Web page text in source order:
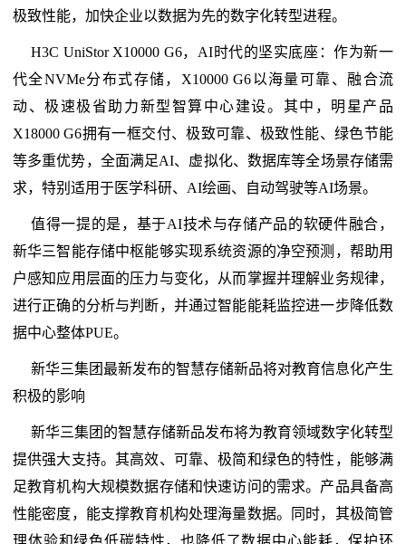
极致性能，加快企业以数据为先的数字化转型进程。
H3C UniStor X10000 G6，AI时代的坚实底座：作为新一
代全NVMe分布式存储，X10000 G6以海量可靠、融合流
动、极速极省助力新型智算中心建设。其中，明星产品
X18000 G6拥有一框交付、极致可靠、极致性能、绿色节能
等多重优势，全面满足AI、虚拟化、数据库等全场景存储需
求，特别适用于医学科研、AI绘画、自动驾驶等AI场景。
值得一提的是，基于AI技术与存储产品的软硬件融合，
新华三智能存储中枢能够实现系统资源的净空预测，帮助用
户感知应用层面的压力与变化，从而掌握并理解业务规律，
进行正确的分析与判断，并通过智能能耗监控进一步降低数
据中心整体PUE。
新华三集团最新发布的智慧存储新品将对教育信息化产生
积极的影响
新华三集团的智慧存储新品发布将为教育领域数字化转型
提供强大支持。其高效、可靠、极简和绿色的特性，能够满
足教育机构大规模数据存储和快速访问的需求。产品具备高
性能密度，能支撑教育机构处理海量数据。同时，其极简管
理体验和绿色低碳特性，也降低了数据中心能耗，保护环